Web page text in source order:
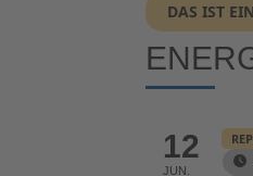
DAS IST
12
JUN.